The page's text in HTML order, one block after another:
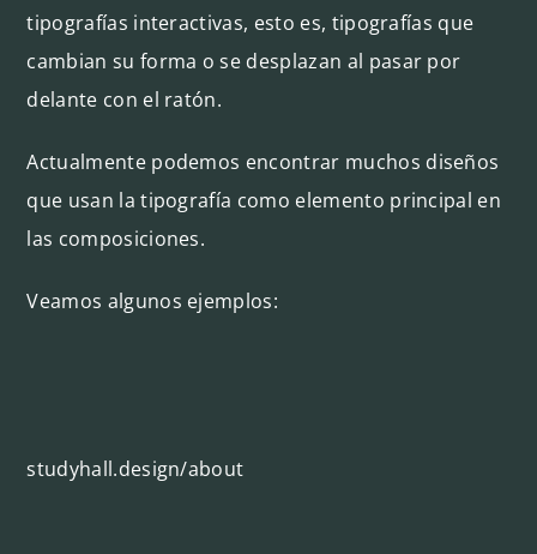
tipografías interactivas, esto es, tipografías que
cambian su forma o se desplazan al pasar por
delante con el ratón.
Actualmente podemos encontrar muchos diseños
que usan la tipografía como elemento principal en
las composiciones.
Veamos algunos ejemplos:
studyhall.design/about